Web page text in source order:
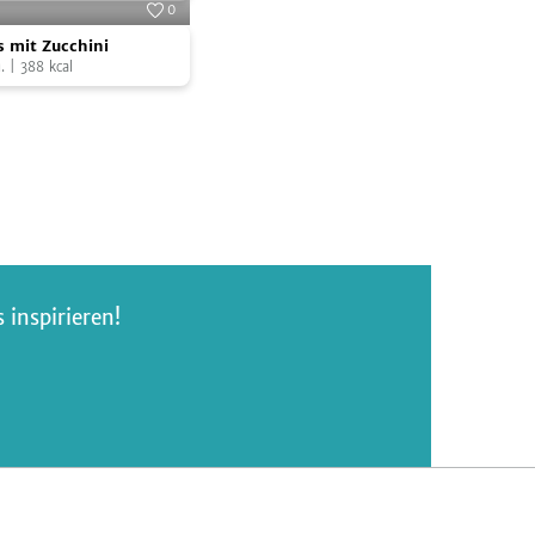
Foto:
0
mit Zucchini
388kcal
inspirieren!